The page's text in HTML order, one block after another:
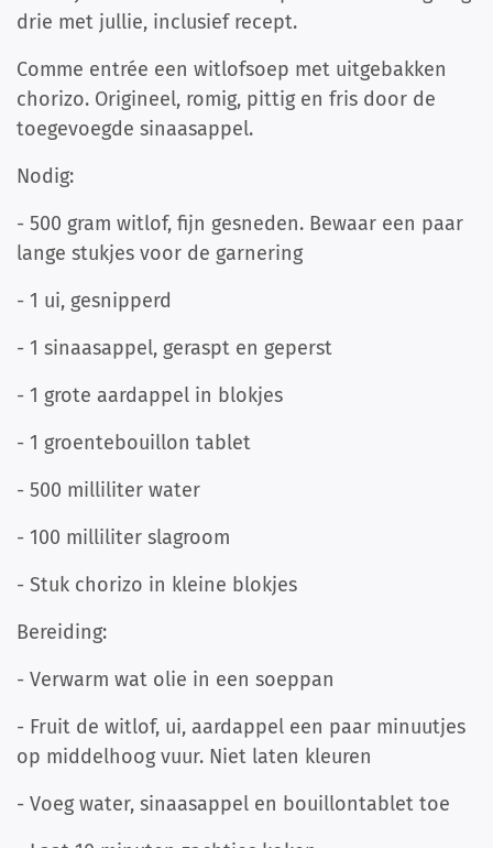
drie met jullie, inclusief recept.
Comme entrée een witlofsoep met uitgebakken
chorizo. Origineel, romig, pittig en fris door de
toegevoegde sinaasappel.
Nodig:
- 500 gram witlof, fijn gesneden. Bewaar een paar
lange stukjes voor de garnering
- 1 ui, gesnipperd
- 1 sinaasappel, geraspt en geperst
- 1 grote aardappel in blokjes
- 1 groentebouillon tablet
- 500 milliliter water
- 100 milliliter slagroom
- Stuk chorizo in kleine blokjes
Bereiding:
- Verwarm wat olie in een soeppan
- Fruit de witlof, ui, aardappel een paar minuutjes
op middelhoog vuur. Niet laten kleuren
- Voeg water, sinaasappel en bouillontablet toe